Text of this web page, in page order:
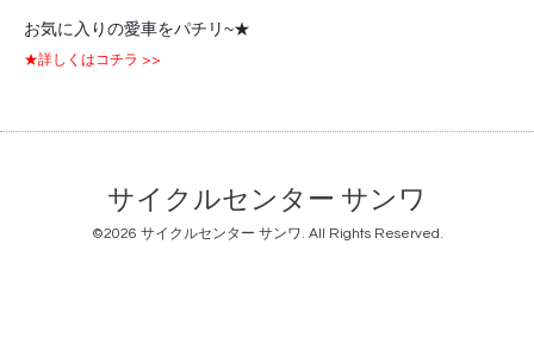
お気に入りの愛車をパチリ~★
★詳しくはコチラ >>
サイクルセンター サンワ
©2026 サイクルセンター サンワ. All Rights Reserved.